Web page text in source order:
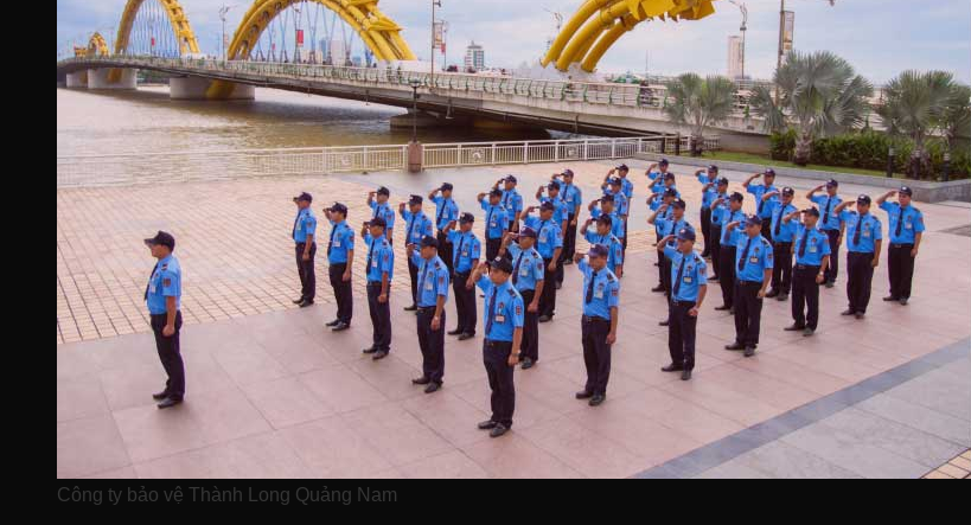
Công ty bảo vệ Thành Long Quảng Nam